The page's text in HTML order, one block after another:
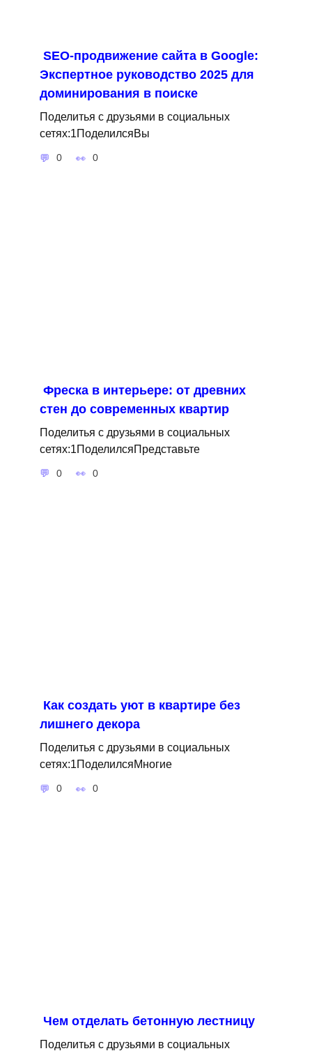
SEO-продвижение сайта в Google:
Экспертное руководство 2025 для
доминирования в поиске
Поделитья с друзьями в социальных
сетях:1ПоделилсяВы
0 0
Фреска в интерьере: от древних
стен до современных квартир
Поделитья с друзьями в социальных
сетях:1ПоделилсяПредставьте
0 0
Как создать уют в квартире без
лишнего декора
Поделитья с друзьями в социальных
сетях:1ПоделилсяМногие
0 0
Чем отделать бетонную лестницу
Поделитья с друзьями в социальных